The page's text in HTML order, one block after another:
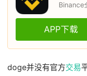
Binance
APP下载
doge并没有官方交易